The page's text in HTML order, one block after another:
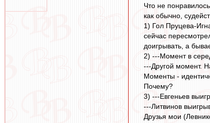
Что не
как обычно,
1) Гол Пруцева-
сейчас
доигрывать, а
2) ---Момент в
---Другой момент.
Моменты -
Почему?
3) ---Евгеньев
---Литвинов
Друзья мои